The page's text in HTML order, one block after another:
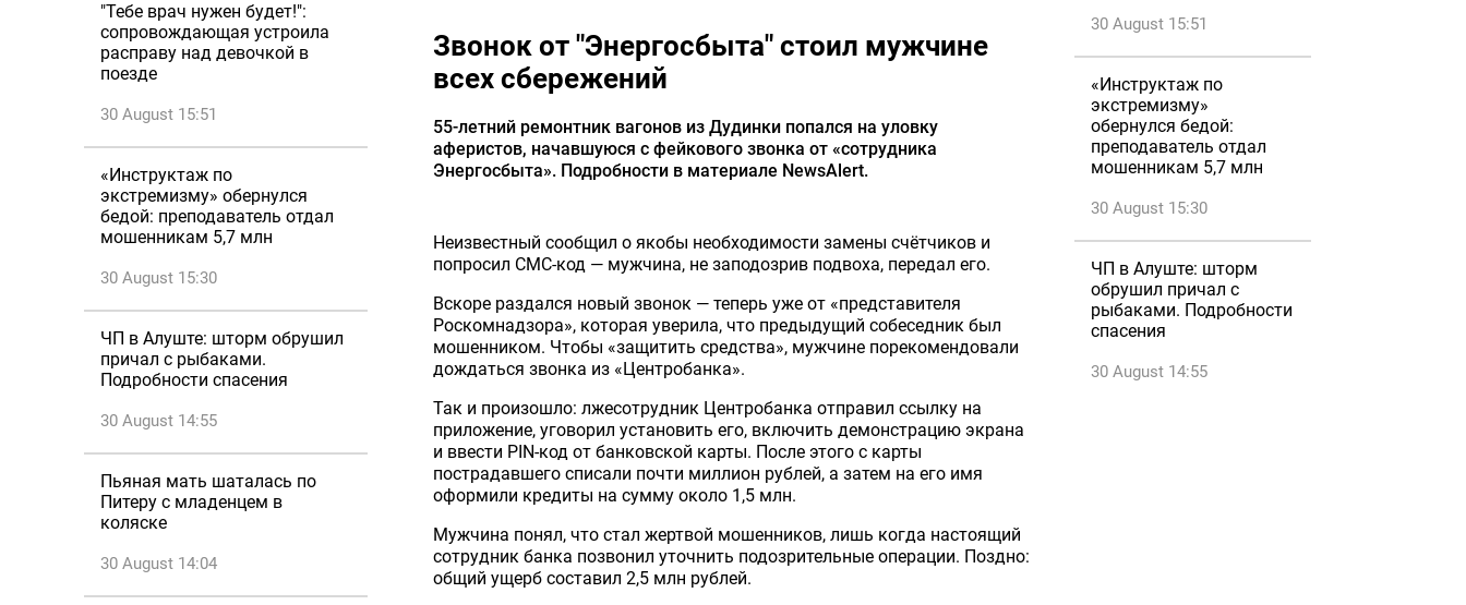
"Тебе врач нужен будет!":
сопровождающая устроила
расправу над девочкой в
поезде
30 August 15:51
«Инструктаж по
экстремизму» обернулся
бедой: преподаватель отдал
мошенникам 5,7 млн
30 August 15:30
ЧП в Алуште: шторм обрушил
причал с рыбаками.
Подробности спасения
30 August 14:55
Пьяная мать шаталась по
Питеру с младенцем в
коляске
30 August 14:04
Звонок от "Энергосбыта" стоил мужчине
всех сбережений
55-летний ремонтник вагонов из Дудинки попался на уловку
аферистов, начавшуюся с фейкового звонка от «сотрудника
Энергосбыта». Подробности в материале NewsAlert.
Неизвестный сообщил о якобы необходимости замены счётчиков и
попросил СМС-код — мужчина, не заподозрив подвоха, передал его.
Вскоре раздался новый звонок — теперь уже от «представителя
Роскомнадзора», которая уверила, что предыдущий собеседник был
мошенником. Чтобы «защитить средства», мужчине порекомендовали
дождаться звонка из «Центробанка».
Так и произошло: лжесотрудник Центробанка отправил ссылку на
приложение, уговорил установить его, включить демонстрацию экрана
и ввести PIN-код от банковской карты. После этого с карты
пострадавшего списали почти миллион рублей, а затем на его имя
оформили кредиты на сумму около 1,5 млн.
Мужчина понял, что стал жертвой мошенников, лишь когда настоящий
сотрудник банка позвонил уточнить подозрительные операции. Поздно:
общий ущерб составил 2,5 млн рублей.
30 August 15:51
«Инструктаж по
экстремизму»
обернулся бедой:
преподаватель отдал
мошенникам 5,7 млн
30 August 15:30
ЧП в Алуште: шторм
обрушил причал с
рыбаками. Подробности
спасения
30 August 14:55